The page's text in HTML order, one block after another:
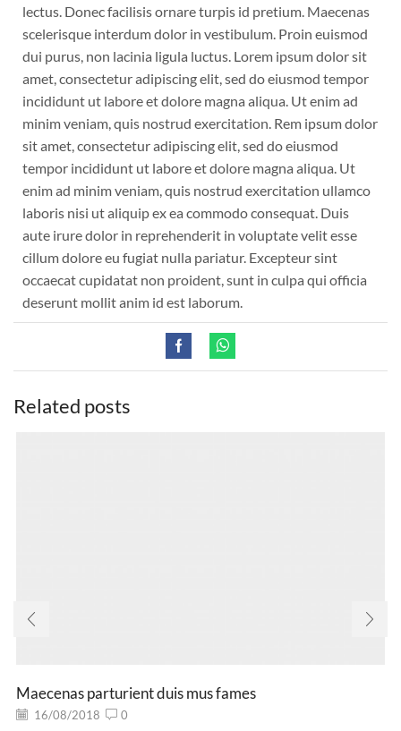
lectus. Donec facilisis ornare turpis id pretium. Maecenas
scelerisque interdum dolor in vestibulum. Proin euismod
dui purus, non lacinia ligula luctus. Lorem ipsum dolor sit
amet, consectetur adipiscing elit, sed do eiusmod tempor
incididunt ut labore et dolore magna aliqua. Ut enim ad
minim veniam, quis nostrud exercitation. Rem ipsum dolor
sit amet, consectetur adipiscing elit, sed do eiusmod
tempor incididunt ut labore et dolore magna aliqua. Ut
enim ad minim veniam, quis nostrud exercitation ullamco
laboris nisi ut aliquip ex ea commodo consequat. Duis
aute irure dolor in reprehenderit in voluptate velit esse
cillum dolore eu fugiat nulla pariatur. Excepteur sint
occaecat cupidatat non proident, sunt in culpa qui officia
deserunt mollit anim id est laborum.
Related posts
Maecenas parturient duis mus fames
16/08/2018 0